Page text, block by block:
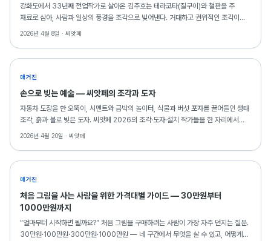
강화도에서 33년째 전업작가로 살아온 김주호는 테라코타(질구이)와 철판을 주
재료로 삼아, 사람과 일상의 풍경을 조각으로 빚어낸다. 거대하고 권위적인 조각이
아닌, 웃고 욕망하고 기뻐하는 보통 사람들의 이야기가 그의 작품 안에 있다.
2026년 4월 8일 · 씨앗페
매거진
손으로 빚는 예술 — 씨앗페의 조각과 도자
자동차 도장을 한 오뚝이, 시멘트와 금박의 놀이터, 식물과 버섯 포자를 끌어들인 생태
조각, 흙과 불로 빚은 도자. 씨앗페 2026의 조각·도자·설치 작가들을 한 자리에서
소개합니다.
2026년 4월 20일 · 씨앗페
매거진
처음 그림을 사는 사람을 위한 가격대별 가이드 — 30만원부터
1000만원까지
“얼마부터 시작하면 될까요?” 처음 그림을 구매하려는 사람이 가장 자주 던지는 질문.
30만원·100만원·300만원·1000만원 — 네 구간에서 무엇을 살 수 있고, 어떻게